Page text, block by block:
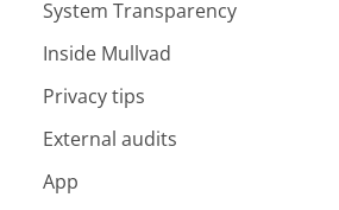
System Transparency
Inside Mullvad
Privacy tips
External audits
App